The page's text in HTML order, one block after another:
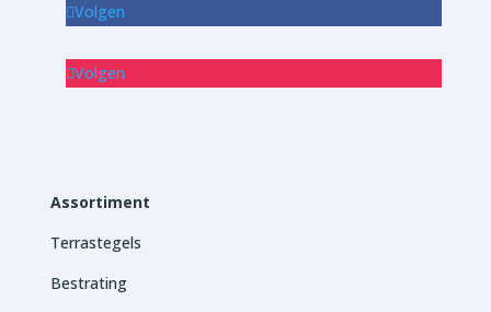
Volgen
Volgen
Assortiment
Terrastegels
Bestrating